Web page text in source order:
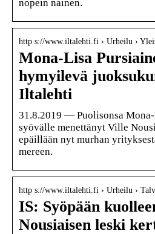
nopein nainen.
http s://www.iltalehti.fi › Urheilu ›
Mona-Lisa
hymyilevä
Iltalehti
31.8.2019 — Puolisonsa
syövälle menettänyt Ville
epäillään nyt murhan
mereen.
http s://www.iltalehti.fi › Urheilu ›
IS: Syöpään
Nousiaisen leski